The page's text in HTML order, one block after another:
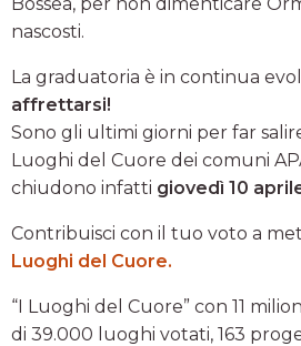
nascosti.
La graduatoria è in continua
affrettarsi!
Sono gli ultimi giorni per far
Luoghi del Cuore dei comuni
chiudono infatti giovedì 10
Contribuisci con il tuo voto a
Luoghi del Cuore.
“I Luoghi del Cuore” con 11
di 39.000 luoghi votati, 163